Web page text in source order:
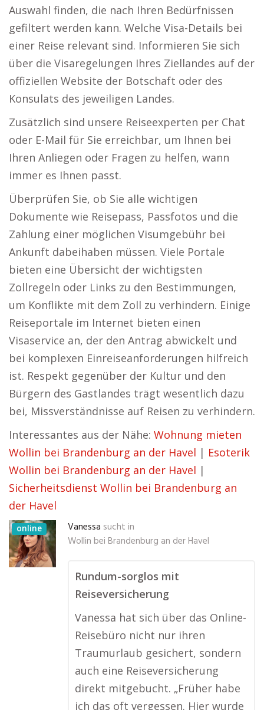
Auswahl finden, die nach Ihren Bedürfnissen
gefiltert werden kann. Welche Visa-Details bei
einer Reise relevant sind. Informieren Sie sich
über die Visaregelungen Ihres Ziellandes auf der
offiziellen Website der Botschaft oder des
Konsulats des jeweiligen Landes.
Zusätzlich sind unsere Reiseexperten per Chat
oder E-Mail für Sie erreichbar, um Ihnen bei
Ihren Anliegen oder Fragen zu helfen, wann
immer es Ihnen passt.
Überprüfen Sie, ob Sie alle wichtigen
Dokumente wie Reisepass, Passfotos und die
Zahlung einer möglichen Visumgebühr bei
Ankunft dabeihaben müssen. Viele Portale
bieten eine Übersicht der wichtigsten
Zollregeln oder Links zu den Bestimmungen,
um Konflikte mit dem Zoll zu verhindern. Einige
Reiseportale im Internet bieten einen
Visaservice an, der den Antrag abwickelt und
bei komplexen Einreiseanforderungen hilfreich
ist. Respekt gegenüber der Kultur und den
Bürgern des Gastlandes trägt wesentlich dazu
bei, Missverständnisse auf Reisen zu verhindern.
Interessantes aus der Nähe: Wohnung mieten
Wollin bei Brandenburg an der Havel | Esoterik
Wollin bei Brandenburg an der Havel |
Sicherheitsdienst Wollin bei Brandenburg an
der Havel
online Vanessa sucht in
Wollin bei Brandenburg an der Havel
Rundum-sorglos mit
Reiseversicherung
Vanessa hat sich über das Online-
Reisebüro nicht nur ihren
Traumurlaub gesichert, sondern
auch eine Reiseversicherung
direkt mitgebucht. „Früher habe
ich das oft vergessen. Hier wurde